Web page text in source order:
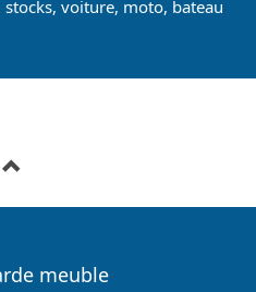
voiture, moto, bateau
meuble